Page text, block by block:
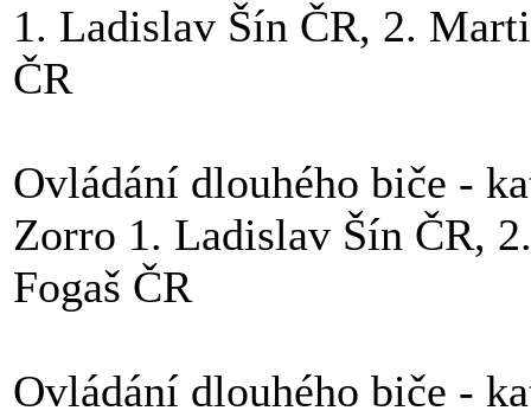
1. Ladislav Šín ČR, 2.
ČR
Ovládání dlouhého biče -
Zorro 1. Ladislav Šín ČR,
Fogaš ČR
Ovládání dlouhého biče -